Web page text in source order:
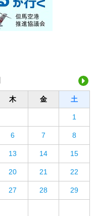
木 金 土
1
6 7 8
13 14 15
20 21 22
27 28 29